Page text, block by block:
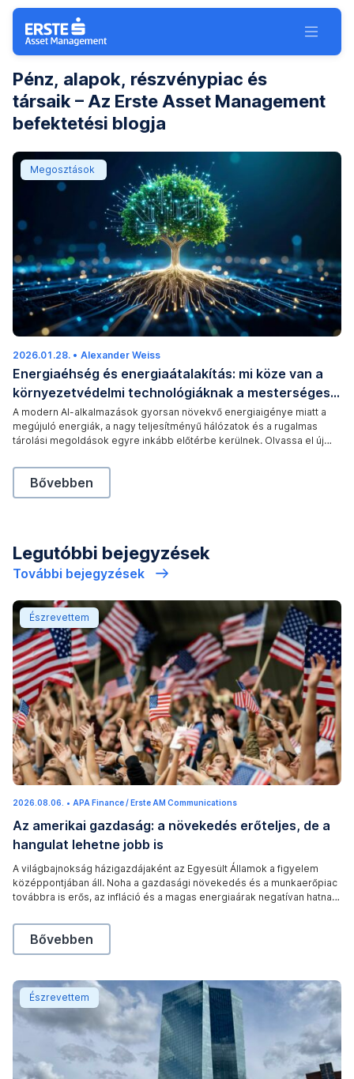
Navigáció kihagyása
Toggle
Erste Asset Management
Pénz, alapok, részvénypiac és
társaik – Az Erste Asset Management
befektetési blogja
Megosztások
AdobeStock
Energiaéhség és energiaátalakítás: mi köze van a
2026.01.28. 2026.03.30.
• Alexander Weiss
Energiaéhség és energiaátalakítás: mi köze van a
környezetvédelmi technológiáknak a mesterséges
intelligenciához?
A modern AI-alkalmazások gyorsan növekvő energiaigénye miatt a
megújuló energiák, a nagy teljesítményű hálózatok és a rugalmas
tárolási megoldások egyre inkább előtérbe kerülnek. Olvassa el új
jövő meghatározó tényezőjévé.
Energiaéhség és energiaátalakítás: mi köze van
Bővebben
Legutóbbi bejegyzések
:További bejegyzések
Észrevettem
Az amerikai gazdaság: a növekedés erőteljes, de a
2026.08.06.
2
2
6
.
.
0
6
• APA Finance / Erste AM Communications
Az amerikai gazdaság: a növekedés erőteljes, de a
hangulat lehetne jobb is
A világbajnokság házigazdájaként az Egyesült Államok a figyelem
középpontjában áll. Noha a gazdasági növekedés és a munkaerőpiac
továbbra is erős, az infláció és a magas energiaárak negatívan hatnak
megtudhat a világbajnokság házigazdáira vonatkozó legfrissebb
gazdasági adatokról.
Az amerikai gazdaság: a növekedés erőteljes, de
Bővebben
Észrevettem
Az EKB emeli az irányadó kamatlábat: a kamatemelés